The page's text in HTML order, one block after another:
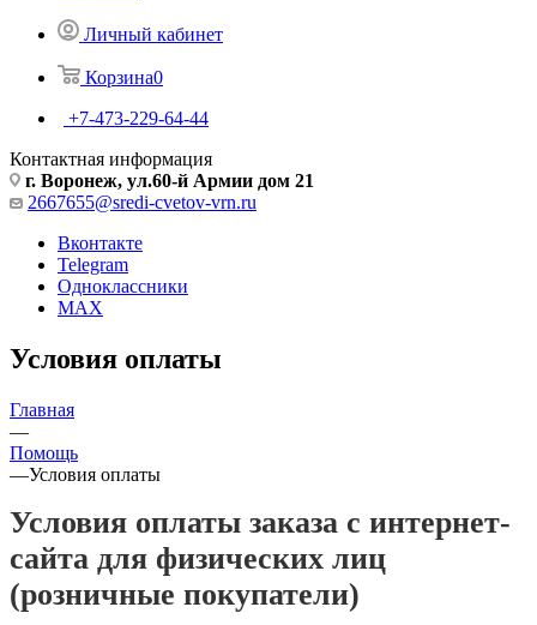
Личный кабинет
Корзина0
+7-473-229-64-44
Контактная информация
г. Воронеж, ул.60-й Армии дом 21
2667655@sredi-cvetov-vrn.ru
Вконтакте
Telegram
Одноклассники
MAX
Условия оплаты
Главная
—
Помощь
—Условия оплаты
Условия оплаты заказа с интернет-
сайта для физических лиц
(розничные покупатели)